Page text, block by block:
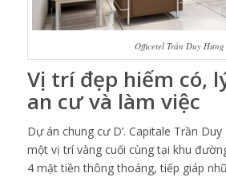
Officetel Trần Duy Hưng
Vị trí đẹp hiếm có,
an cư và làm việc
Dự án chung cư D’. Capitale Trần
một vị trí vàng cuối cùng tại khu
4 mặt tiền thông thoáng, tiếp giáp